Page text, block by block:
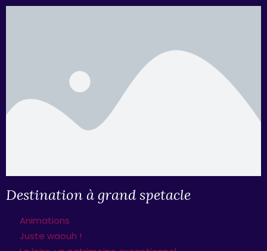
Destination à grand spetacle
Animations
Juste waouh !